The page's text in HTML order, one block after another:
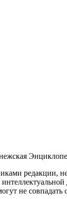
редакции,
не